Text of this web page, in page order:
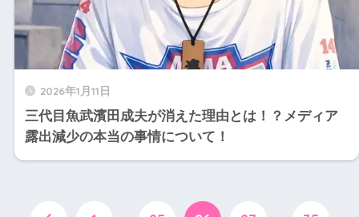
2026年1月11日
三代目魚武濱田成夫が消えた理由とは！？メディア
露出減少の本当の事情について！